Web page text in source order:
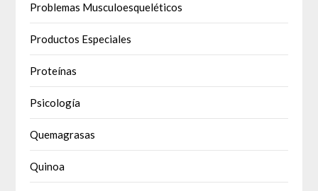
Problemas Musculoesqueléticos
Productos Especiales
Proteínas
Psicología
Quemagrasas
Quinoa